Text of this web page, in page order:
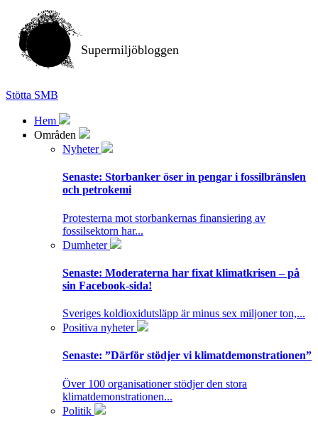
Supermiljöbloggen
Stötta SMB
Hem
Områden
Nyheter
Senaste: Storbanker öser in pengar i fossilbränslen
och petrokemi
Protesterna mot storbankernas finansiering av
fossilsektorn har...
Dumheter
Senaste: Moderaterna har fixat klimatkrisen – på
sin Facebook-sida!
Sveriges koldioxidutsläpp är minus sex miljoner ton,...
Positiva nyheter
Senaste: ”Därför stödjer vi klimatdemonstrationen”
Över 100 organisationer stödjer den stora
klimatdemonstrationen...
Politik